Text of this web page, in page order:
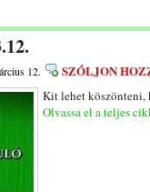
12. SZÓLJON
Kit lehet köszönteni,
Olvassa el a teljes